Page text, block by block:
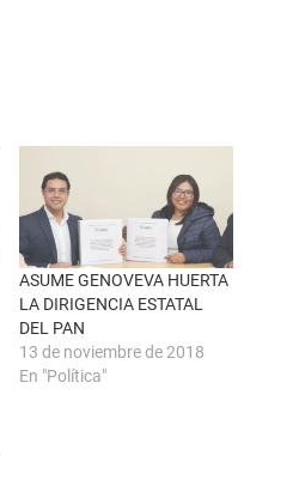
ASUME GENOVEVA HUERTA
LA DIRIGENCIA ESTATAL
DEL PAN
13 de noviembre de 2018
En "Política"